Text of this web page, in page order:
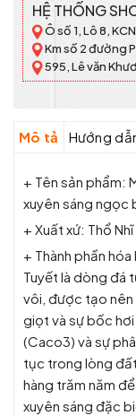
HỆ THỐNG
Ô số 1, Lô 8,
Km số 2 đường
595, Lê văn
Mô tả Hướng
+ Tên sản phẩm:
xuyên sáng ngọc
+ Xuất xứ: Thổ Nhĩ
+ Thành phần
Tuyết là dòng đá
vôi, được tạo
giọt và sự bốc
(Caco3) và sự
tục trong lòng
hàng trăm năm
xuyên sáng đặc